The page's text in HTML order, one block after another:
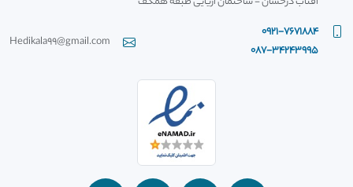
0921-7671884
087-34243995
Hedikala99@gmail.com